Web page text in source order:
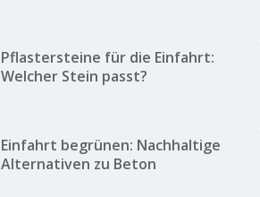
Pflastersteine für die Einfahrt:
Welcher Stein passt?
Einfahrt begrünen: Nachhaltige
Alternativen zu Beton